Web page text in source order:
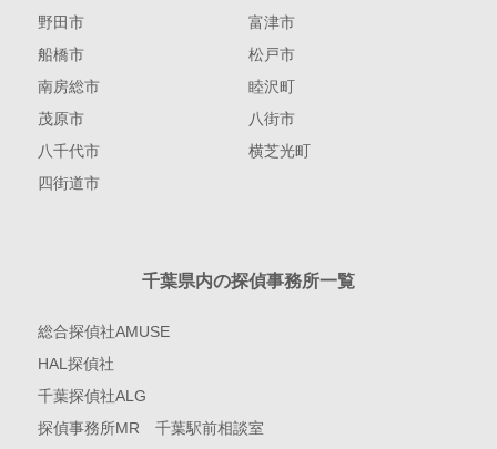
野田市
富津市
船橋市
松戸市
南房総市
睦沢町
茂原市
八街市
八千代市
横芝光町
四街道市
千葉県内の探偵事務所一覧
総合探偵社AMUSE
HAL探偵社
千葉探偵社ALG
探偵事務所MR 千葉駅前相談室